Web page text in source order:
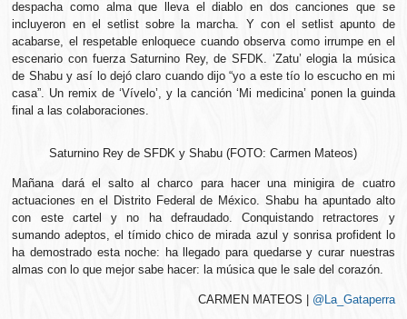
despacha como alma que lleva el diablo en dos canciones que se
incluyeron en el setlist sobre la marcha. Y con el setlist apunto de
acabarse, el respetable enloquece cuando observa como irrumpe en el
escenario con fuerza Saturnino Rey, de SFDK. ‘Zatu’ elogia la música
de Shabu y así lo dejó claro cuando dijo “yo a este tío lo escucho en mi
casa”. Un remix de ‘Vívelo’, y la canción ‘Mi medicina’ ponen la guinda
final a las colaboraciones.
Saturnino Rey de SFDK y Shabu (FOTO: Carmen Mateos)
Mañana dará el salto al charco para hacer una minigira de cuatro
actuaciones en el Distrito Federal de México. Shabu ha apuntado alto
con este cartel y no ha defraudado. Conquistando retractores y
sumando adeptos, el tímido chico de mirada azul y sonrisa profident lo
ha demostrado esta noche: ha llegado para quedarse y curar nuestras
almas con lo que mejor sabe hacer: la música que le sale del corazón.
CARMEN MATEOS | @La_Gataperra